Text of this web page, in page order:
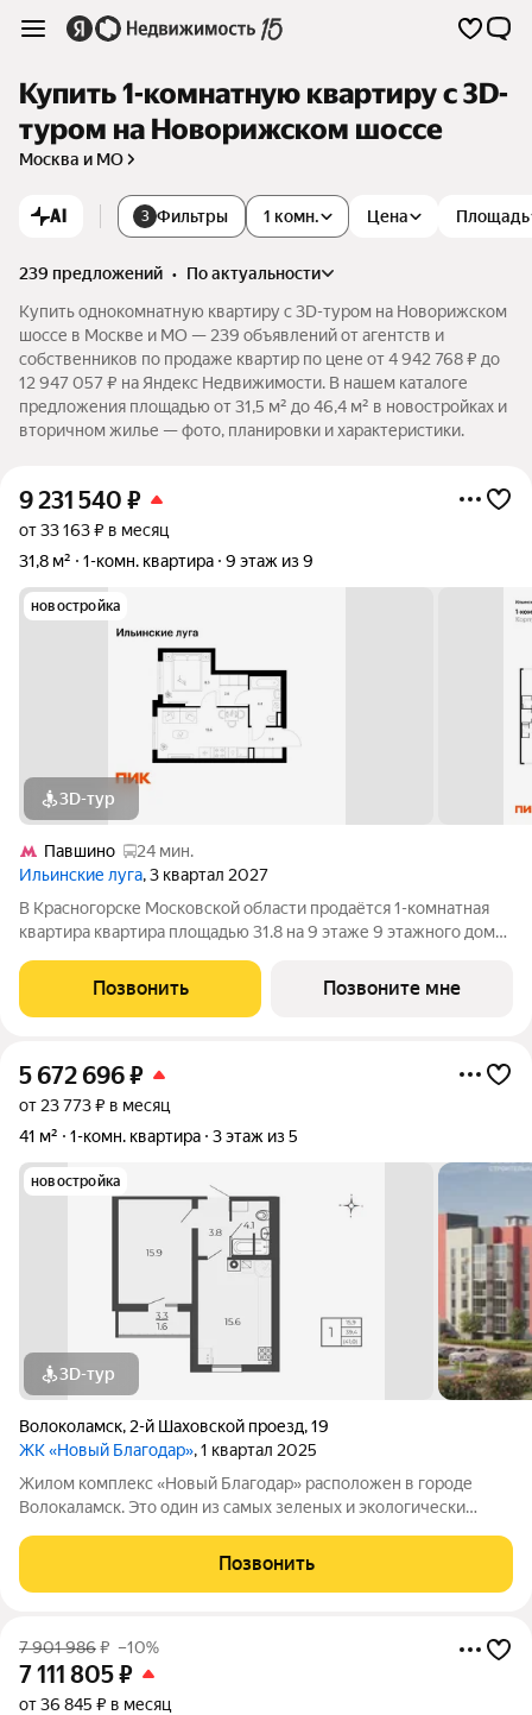
Купить 1-комнатную квартиру c 3D-
туром на Новорижском шоссе
Москва и МО
AI 3 Фильтры 1 комн. Цена Площадь
239 предложений •
по актуальности
Купить однокомнатную квартиру c 3D-туром на Новорижском
шоссе в Москве и МО — 239 объявлений от агентств и
собственников по продаже квартир по цене от 4 942 768 ₽ до
12 947 057 ₽ на Яндекс Недвижимости. В нашем каталоге
предложения площадью от 31,5 м² до 46,4 м² в новостройках и
вторичном жилье — фото, планировки и характеристики.
9 231 540 ₽
от 33 163 ₽ в месяц
31,8 м²
1-комн. квартира 9 этаж из 9
новостройка
3D-тур
Павшино
24 мин.
Ильинские луга, 3 квартал 2027
В Красногорске Московской области продаётся 1-комнатная
квартира квартира площадью 31.8 на 9 этаже 9 этажного дома
Удобное расположение 20 минут на автомобиле до станций
метро «Волоколамская»,
Позвонить Позвоните мне
5 672 696₽
от 23 773 ₽ в месяц
41 м²
1-комн. квартира 3 этаж из 5
новостройка
3D-тур
Волоколамск, 2-й Шаховской проезд,19
ЖК «Новый Благодар», 1 квартал 2025
Жилом комплекс «Новый Благодар» расположен в городе
Волокаламск. Это один из самых зеленых и экологически
федеральной трассе «Балтия». Два 5-этажных дома с
использованием технологии
Позвонить
7 901 986₽ –10%
7 111 805₽
от 36 845 ₽ в месяц